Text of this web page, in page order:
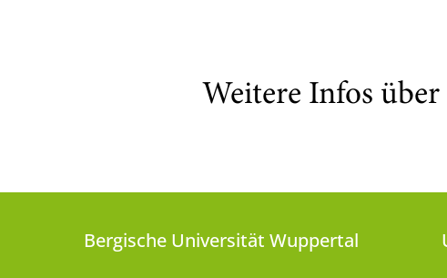
Weitere Infos
Bergische Universität Wuppertal